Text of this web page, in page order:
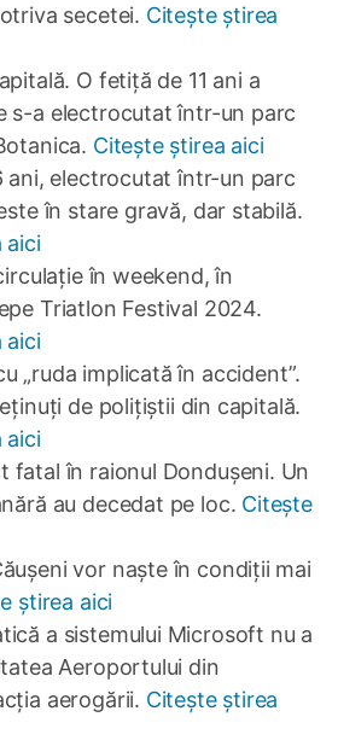
secetei. Citește știrea
O fetiță de 11 ani a
s-a electrocutat într-un parc
Citește știrea aici
ani, electrocutat într-un parc
în stare gravă, dar stabilă.
aici
în weekend, în
Triatlon Festival 2024.
aici
„ruda implicată în accident”.
de polițiștii din capitală.
aici
fatal în raionul Dondușeni. Un
au decedat pe loc. Citește
vor naște în condiții mai
știrea aici
a sistemului Microsoft nu a
Aeroportului din
aerogării. Citește știrea